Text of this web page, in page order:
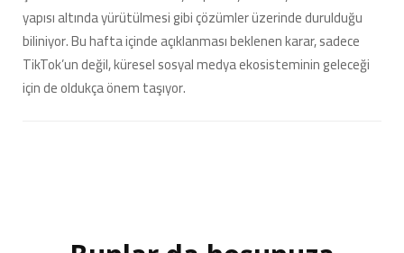
yapısı altında yürütülmesi gibi çözümler üzerinde durulduğu
biliniyor. Bu hafta içinde açıklanması beklenen karar, sadece
TikTok’un değil, küresel sosyal medya ekosisteminin geleceği
için de oldukça önem taşıyor.